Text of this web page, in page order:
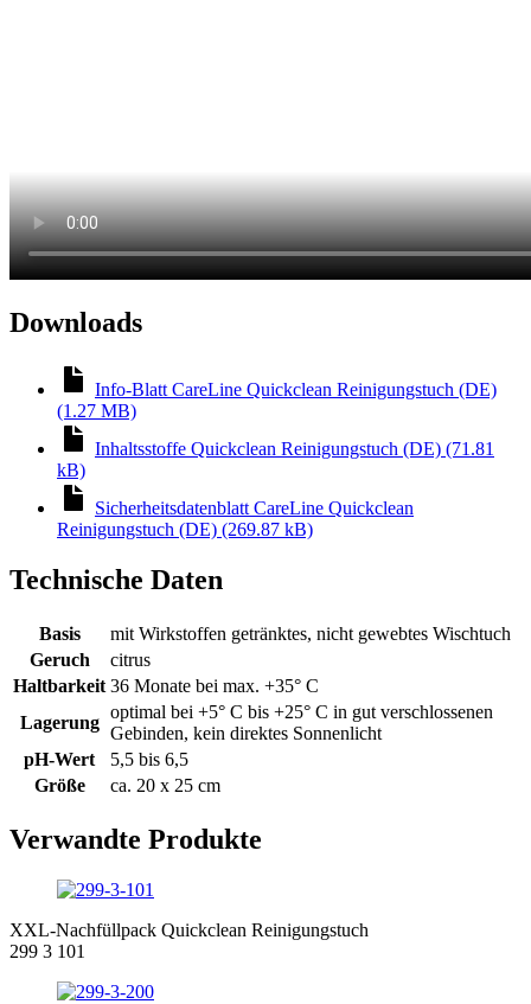
Downloads
Info-Blatt CareLine Quickclean Reinigungstuch (DE)
(1.27 MB)
Inhaltsstoffe Quickclean Reinigungstuch (DE) (71.81
kB)
Sicherheitsdatenblatt CareLine Quickclean
Reinigungstuch (DE) (269.87 kB)
Technische Daten
Basis
mit Wirkstoffen getränktes, nicht gewebtes Wischtuch
Geruch
citrus
Haltbarkeit 36 Monate bei max. +35° C
Lagerung
optimal bei +5° C bis +25° C in gut verschlossenen
Gebinden, kein direktes Sonnenlicht
pH-Wert
5,5 bis 6,5
Größe
ca. 20 x 25 cm
Verwandte Produkte
XXL-Nachfüllpack Quickclean Reinigungstuch
299 3 101